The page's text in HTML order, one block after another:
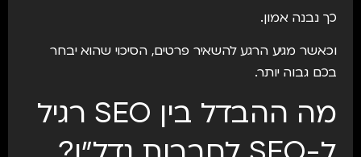
כך נבנה אמון.
וכאשר מגיע הרגע להשאיר פרטים, הסיכוי שהוא יבחר
בכם גבוה יותר.
מה ההבדל בין SEO רגיל